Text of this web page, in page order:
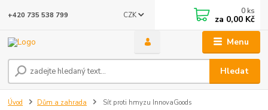
Menu
CZK
Hledat
+420 735 538 799 0 ks
za 0,00 Kč
Úvod Dům a zahrada Síť proti hmyzu InnovaGoods